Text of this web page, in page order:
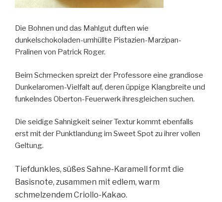
Die Bohnen und das Mahlgut duften wie
dunkelschokoladen-umhüllte Pistazien-Marzipan-
Pralinen von Patrick Roger.
Beim Schmecken spreizt der Professore eine grandiose
Dunkelaromen-Vielfalt auf, deren üppige Klangbreite und
funkelndes Oberton-Feuerwerk ihresgleichen suchen.
Die seidige Sahnigkeit seiner Textur kommt ebenfalls
erst mit der Punktlandung im Sweet Spot zu ihrer vollen
Geltung.
Tiefdunkles, süßes Sahne-Karamell formt die
Basisnote, zusammen mit edlem, warm
schmelzendem Criollo-Kakao.